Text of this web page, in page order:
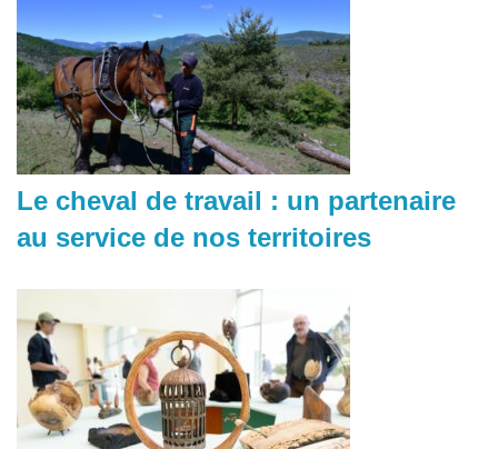
Le cheval de travail : un partenaire
au service de nos territoires